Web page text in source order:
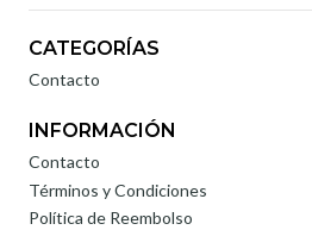
CATEGORÍAS
Contacto
INFORMACIÓN
Contacto
Términos y Condiciones
Política de Reembolso